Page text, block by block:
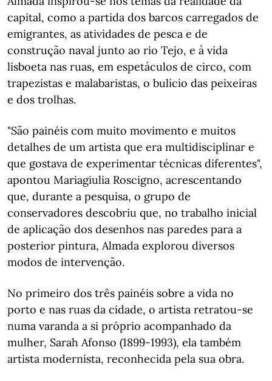
capital, como a partida dos barcos carregados de
emigrantes, as atividades de pesca e de
construção naval junto ao rio Tejo, e à vida
lisboeta nas ruas, em espetáculos de circo, com
trapezistas e malabaristas, o bulício das peixeiras
e dos trolhas.
"São painéis com muito movimento e muitos
detalhes de um artista que era multidisciplinar e
que gostava de experimentar técnicas diferentes",
apontou Mariagiulia Roscigno, acrescentando
que, durante a pesquisa, o grupo de
conservadores descobriu que, no trabalho inicial
de aplicação dos desenhos nas paredes para a
posterior pintura, Almada explorou diversos
modos de intervenção.
No primeiro dos três painéis sobre a vida no
porto e nas ruas da cidade, o artista retratou-se
numa varanda a si próprio acompanhado da
mulher, Sarah Afonso (1899-1993), ela também
artista modernista, reconhecida pela sua obra.